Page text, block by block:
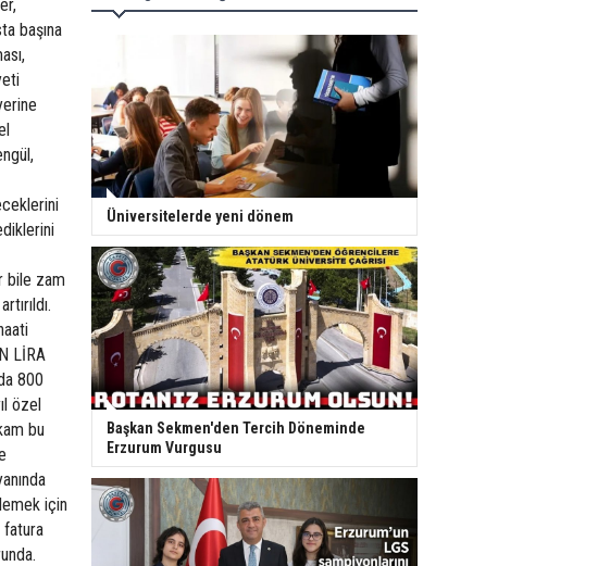
başına
bile zam
LİRA
800
özel
bu
için
fatura
Üniversitelerde yeni dönem
Başkan Sekmen'den Tercih Döneminde
Erzurum Vurgusu